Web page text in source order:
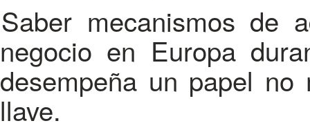
Saber mecanismos de adquirir ingresos esperados de
negocio en Europa
desempeña un papel
llave.